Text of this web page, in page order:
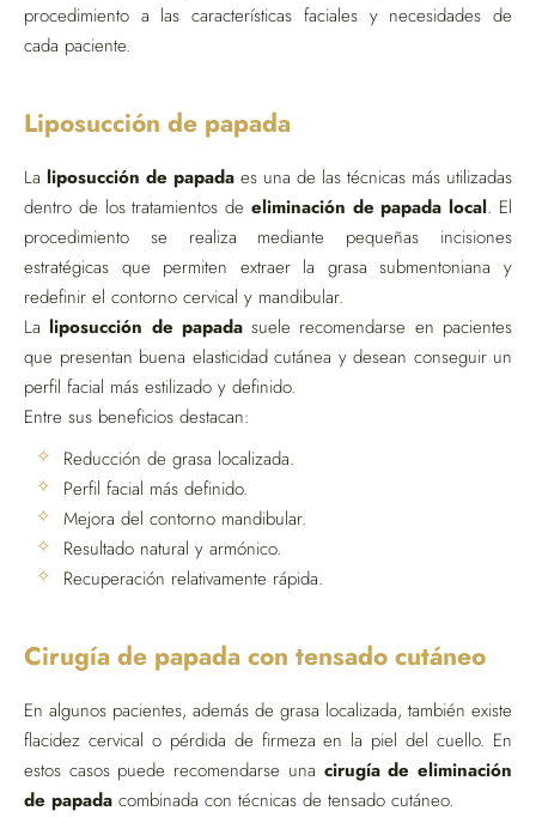
procedimiento a las características faciales y necesidades de
cada paciente.
Liposucción de papada
La liposucción de papada es una de las técnicas más utilizadas
dentro de los tratamientos de eliminación de papada local. El
procedimiento se realiza mediante pequeñas incisiones
estratégicas que permiten extraer la grasa submentoniana y
redefinir el contorno cervical y mandibular.
Laliposucción de papadasuele recomendarse en pacientes
que presentan buena elasticidad cutánea y desean conseguir un
perfil facial más estilizado y definido.
Entre sus beneficios destacan:
Reducción de grasa localizada.
Perfil facial más definido.
Mejora del contorno mandibular.
Resultado natural y armónico.
Recuperación relativamente rápida.
Cirugía de papada con tensado cutáneo
En algunos pacientes, además de grasa localizada, también existe
flacidez cervical o pérdida de firmeza en la piel del cuello. En
estos casos puede recomendarse una cirugía de eliminación
de papada combinada con técnicas de tensado cutáneo.